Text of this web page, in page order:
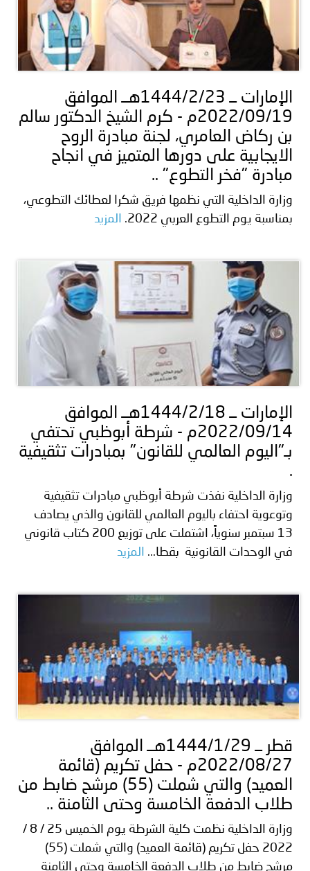
الإمارات ــ 1444/2/23هــ الموافق
2022/09/19م - كرم الشيخ الدكتور سالم
بن ركاض العامري، لجنة مبادرة الروح
الايجابية على دورها المتميز في انجاح
مبادرة "فخر التطوع" ..
وزارة الداخلية التي نظمها فريق شكرا لعطائك التطوعي،
بمناسبة يوم التطوع العربي 2022.
المزيد
الإمارات ــ 1444/2/18هــ الموافق
2022/09/14م - شرطة أبوظبي تحتفي
بـ"اليوم العالمي للقانون" بمبادرات تثقيفية
.
وزارة الداخلية نفذت شرطة أبوظبي مبادرات تثقيفية
وتوعوية احتفاء باليوم العالمي للقانون والذي يصادف
13 سبتمبر سنوياً، اشتملت على توزيع 200 كتاب قانوني
في الوحدات القانونية بقطا...
المزيد
قطر ــ 1444/1/29هــ الموافق
2022/08/27م - حفل تكريم (قائمة
العميد) والتي شملت (55) مرشح ضابط من
طلاب الدفعة الخامسة وحتى الثامنة ..
وزارة الداخلية نظمت كلية الشرطة يوم الخميس 25 / 8 /
2022 حفل تكريم (قائمة العميد) والتي شملت (55)
مرشح ضابط من طلاب الدفعة الخامسة وحتى الثامنة